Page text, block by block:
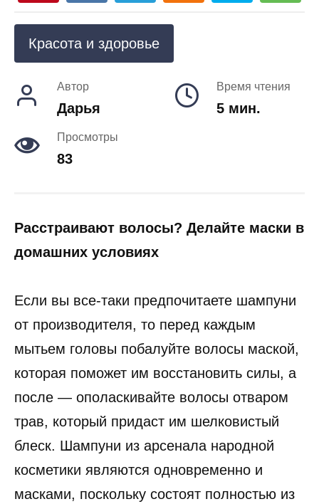
Красота и здоровье
Автор
Дарья
Время чтения
5 мин.
Просмотры
83
Расстраивают волосы? Делайте маски в
домашних условиях
Если вы все-таки предпочитаете шампуни
от производителя, то перед каждым
мытьем головы побалуйте волосы маской,
которая поможет им восстановить силы, а
после — ополаскивайте волосы отваром
трав, который придаст им шелковистый
блеск. Шампуни из арсенала народной
косметики являются одновременно и
масками, поскольку состоят полностью из